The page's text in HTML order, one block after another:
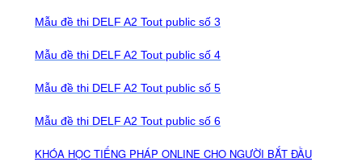
Mẫu đề thi DELF A2 Tout public số 3
Mẫu đề thi DELF A2 Tout public số 4
Mẫu đề thi DELF A2 Tout public số 5
Mẫu đề thi DELF A2 Tout public số 6
KHÓA HỌC TIẾNG PHÁP ONLINE CHO NGƯỜI BẮT ĐẦU